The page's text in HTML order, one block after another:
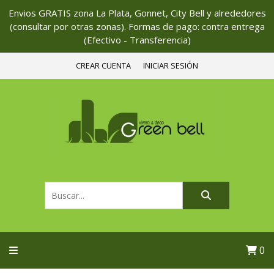
Envios GRATIS zona La Plata, Gonnet, City Bell y alrededores
(consultar por otras zonas). Formas de pago: contra entrega
(Efectivo - Transferencia)
CREAR CUENTA INICIAR SESIÓN
0